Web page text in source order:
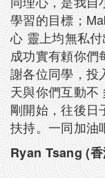
學習的目標；
心 靈上均無私
成功實有頼你們
謝各位同學，投
天與你們互動不
剛開始，往後日
扶持。一同加油
Ryan Tsang (